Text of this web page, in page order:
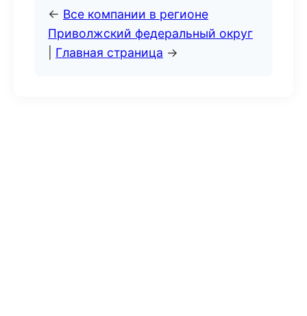
← Все компании в регионе
Приволжский федеральный округ
Главная страница →